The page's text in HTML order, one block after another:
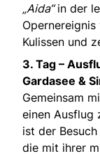
„Aida“in der
Kulissen und
3. Tag –
Gardasee &
Gemeinsam
einen Ausflug
ist der
die mit ihrer